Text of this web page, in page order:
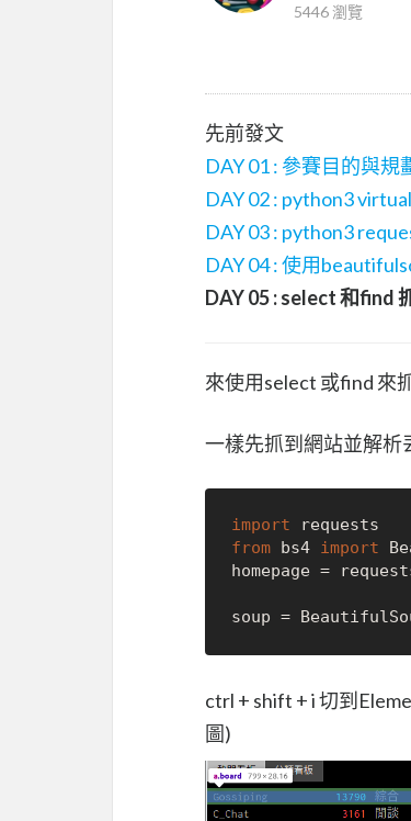
5446 瀏覽
先前發文
DAY 01 : 參賽目的與規
DAY 02 : python3
DAY 03 : python3
DAY 04 : 使用
DAY 05 : select 和find
來使用select 或find 來
一樣先抓到網站並解析
import
from bs4 import
homepage =
soup =
ctrl + shift + i 切到
圖)